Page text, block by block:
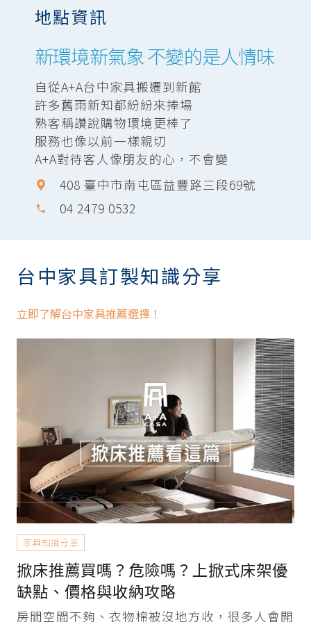
地點資訊
新環境新氣象 不變的是人情味
自從A+A台中家具搬遷到新館
許多舊雨新知都紛紛來捧場
熟客稱讚說購物環境更棒了
服務也像以前一樣親切
A+A對待客人像朋友的心，不會變
408 臺中市南屯區益豐路三段69號
phone 04 2479 0532
台中家具訂製知識分享
立即了解台中家具推薦選擇！
家具知識分享
掀床推薦買嗎？危險嗎？上掀式床架優
缺點、價格與收納攻略
房間空間不夠、衣物棉被沒地方收，很多人會開